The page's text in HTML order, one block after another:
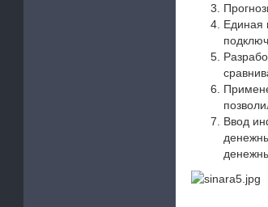
Единая
Ввод